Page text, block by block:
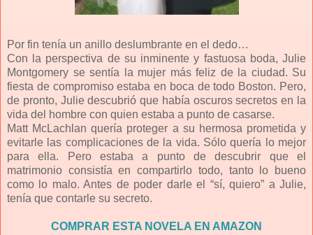
Por fin tenía un anillo deslumbrante en el dedo…
Con la perspectiva de su inminente y fastuosa boda, Julie
Montgomery se sentía la mujer más feliz de la ciudad. Su
fiesta de compromiso estaba en boca de todo Boston. Pero,
de pronto, Julie descubrió que había oscuros secretos en la
vida del hombre con quien estaba a punto de casarse.
Matt McLachlan quería proteger a su hermosa prometida y
evitarle las complicaciones de la vida. Sólo quería lo mejor
para ella. Pero estaba a punto de descubrir que el
matrimonio consistía en compartirlo todo, tanto lo bueno
como lo malo. Antes de poder darle el “sí, quiero” a Julie,
tenía que contarle su secreto.
COMPRAR ESTA NOVELA EN AMAZON